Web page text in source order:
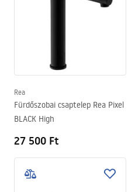
Rea
Fürdőszobai csaptelep Rea Pixel
BLACK High
27 500 Ft